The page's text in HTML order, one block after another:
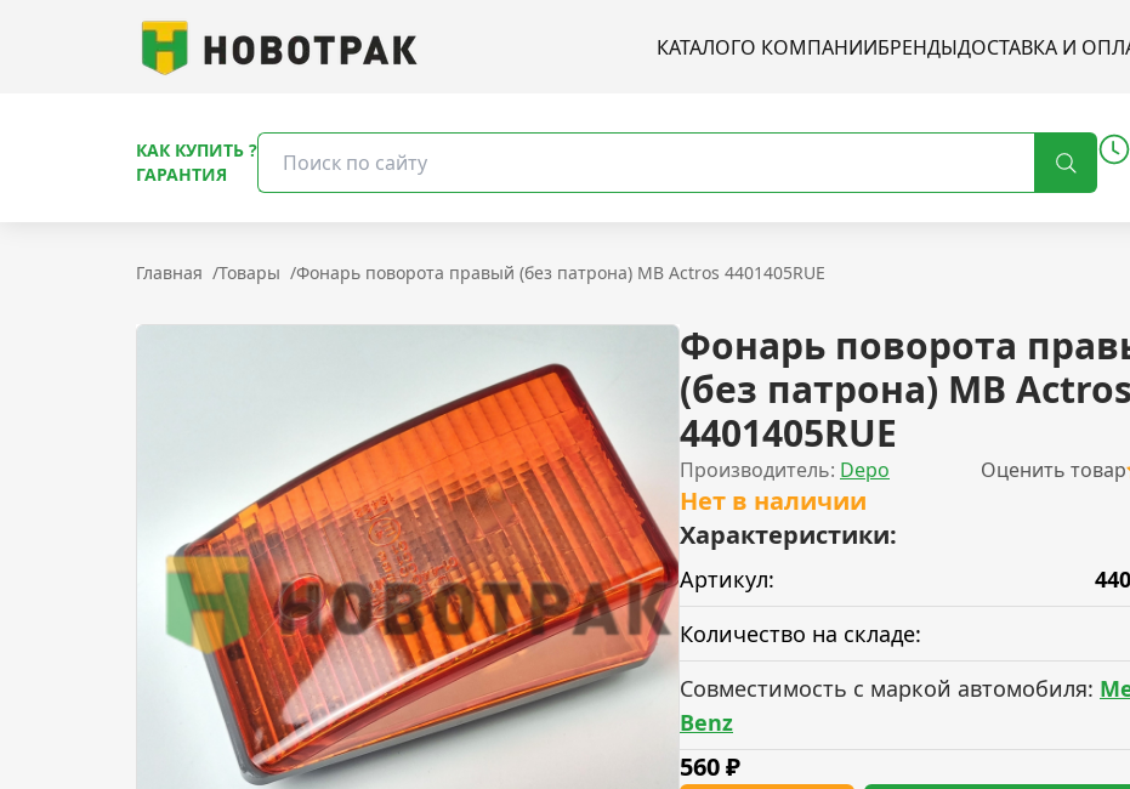
КАТАЛОГО КОМПАНИИБРЕНДЫДОСТАВКА И
КАК КУПИТЬ ?
ГАРАНТИЯ
Главная /Товары /Фонарь поворота правый (без патрона) MB Actros 4401405RUE
Фонарь поворота
(без патрона) MB Actros
4401405RUE
Производитель: Depo Оценить товар
Нет в наличии
Характеристики:
Артикул:
Количество на складе:
Совместимость с маркой автомобиля:
Benz
560₽